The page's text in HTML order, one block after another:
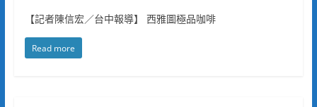
【記者陳信宏／台中報導】 西雅圖極品咖啡
Read more